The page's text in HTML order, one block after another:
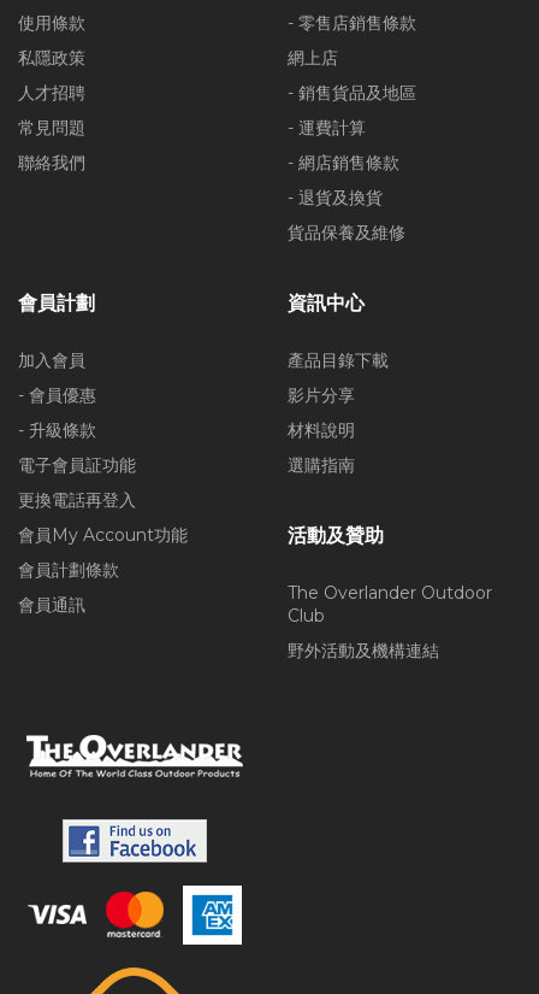
使用條款
私隱政策
人才招聘
常見問題
聯絡我們
- 零售店銷售條款
網上店
- 銷售貨品及地區
- 運費計算
- 網店銷售條款
- 退貨及換貨
貨品保養及維修
會員計劃
加入會員
- 會員優惠
- 升級條款
電子會員証功能
更換電話再登入
會員My Account功能
會員計劃條款
會員通訊
資訊中心
產品目錄下載
影片分享
材料說明
選購指南
活動及贊助
The Overlander Outdoor
Club
野外活動及機構連結